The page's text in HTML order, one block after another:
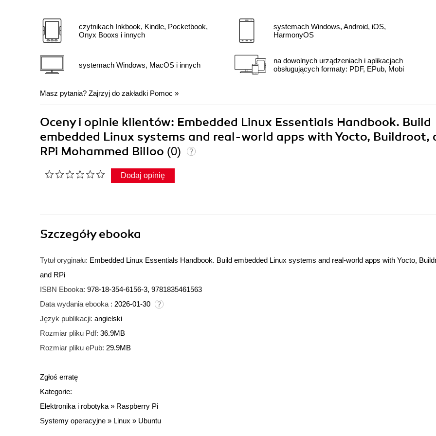
czytnikach Inkbook, Kindle, Pocketbook,
Onyx Booxs i innych
systemach Windows, MacOS i innych
systemach Windows, Android, iOS,
HarmonyOS
na dowolnych urządzeniach i aplikacjach
obsługujących formaty: PDF, EPub, Mobi
Masz pytania? Zajrzyj do zakładki Pomoc »
Oceny i opinie klientów: Embedded Linux Essentials Handbook. Build
embedded Linux systems and real-world apps with Yocto, Buildroot,
RPi Mohammed Billoo (0)
Dodaj opinię
Szczegółyebooka
Tytuł oryginału: Embedded Linux Essentials Handbook. Build embedded Linux systems and real-world apps with Yocto,
and RPi
ISBN Ebooka: 978-18-354-6156-3, 9781835461563
Data wydania ebooka : 2026-01-30
Język publikacji: angielski
Rozmiar pliku Pdf: 36.9MB
Rozmiar pliku ePub: 29.9MB
Zgłoś erratę
Kategorie:
Elektronika i robotyka » Raspberry Pi
Systemy operacyjne » Linux » Ubuntu